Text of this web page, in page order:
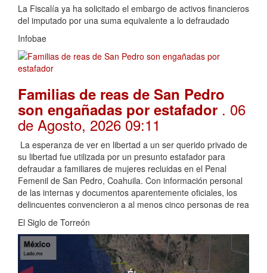
La Fiscalía ya ha solicitado el embargo de activos financieros
del imputado por una suma equivalente a lo defraudado
Infobae
Familias de reas de San Pedro
son engañadas por estafador . 06
de Agosto, 2026 09:11
La esperanza de ver en libertad a un ser querido privado de
su libertad fue utilizada por un presunto estafador para
defraudar a familiares de mujeres recluidas en el Penal
Femenil de San Pedro, Coahuila. Con información personal
de las internas y documentos aparentemente oficiales, los
delincuentes convencieron a al menos cinco personas de rea
El Siglo de Torreón